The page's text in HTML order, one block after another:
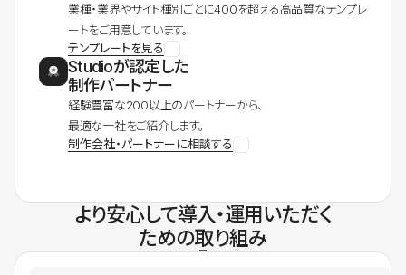
業種・業界やサイト種別ごとに400を超える高品質なテンプレ
ートをご用意しています。
テンプレートを見る
Studioが認定した
制作パートナー
経験豊富な200以上のパートナーから、
最適な一社をご紹介します。
制作会社・パートナーに相談する
より安心して導入・運用いただく
ための取り組み